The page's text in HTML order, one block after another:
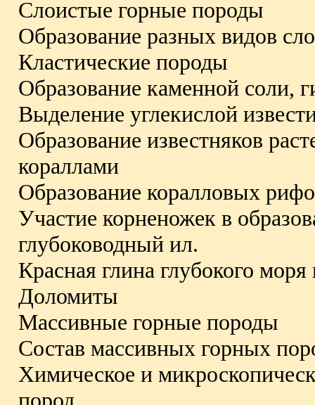
Слоистые горные породы
Образование разных видов
Кластические породы
Образование каменной соли,
Выделение углекислой
Образование известняков
кораллами
Образование коралловых
Участие корненожек в
глубоководный ил.
Красная глина глубокого
Доломиты
Массивные горные породы
Состав массивных горных
Химическое и